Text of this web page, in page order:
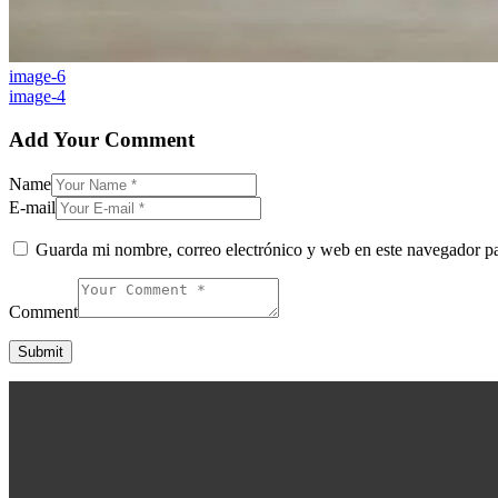
image-6
image-4
Add Your Comment
Name
E-mail
Guarda mi nombre, correo electrónico y web en este navegador
Comment